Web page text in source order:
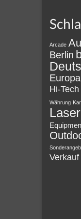
Arcade
Berlin
Europa
Hi-Tech
Währung
Verkauf